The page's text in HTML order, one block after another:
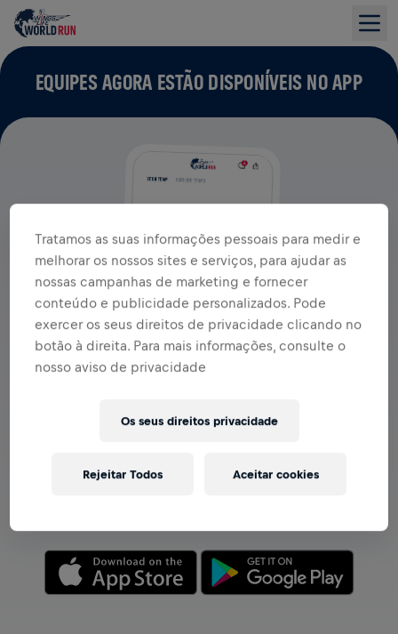
EQUIPES AGORA ESTÃO DISPONÍVEIS NO APP
Seja você membro de uma equipe ou crie a sua própria,
Tratamos as suas informações pessoais para medir e
melhorar os nossos sites e serviços, para ajudar as
nossas campanhas de marketing e fornecer
conteúdo e publicidade personalizados. Pode
exercer os seus direitos de privacidade clicando no
botão à direita. Para mais informações, consulte o
nosso aviso de privacidade
Os seus direitos privacidade
Rejeitar Todos Aceitar cookies